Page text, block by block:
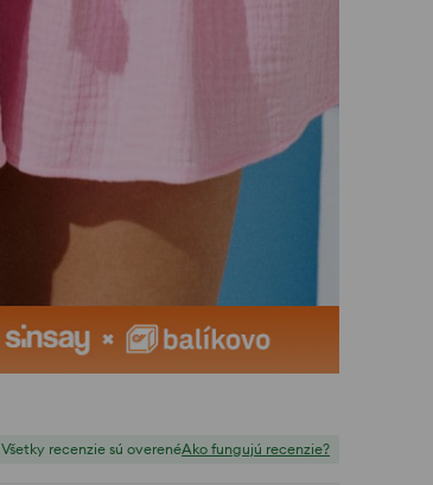
Všetky recenzie sú overenéAko fungujú recenzie?